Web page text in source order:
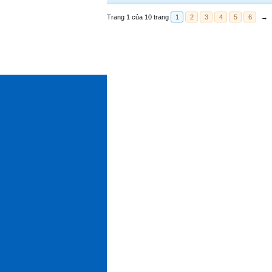
Trang 1 của 10 trang 1 2 3 4 5 6 →